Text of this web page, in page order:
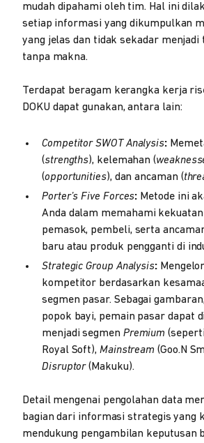
mudah dipahami oleh tim. Hal ini
setiap informasi yang dikumpulkan
yang jelas dan tidak sekadar menjadi
tanpa makna.
Terdapat beragam kerangka kerja
DOKU dapat gunakan, antara lain:
Competitor SWOT Analysis:
(strengths), kelemahan (
(opportunities), dan ancaman (
Porter’s Five Forces: Metode ini
Anda dalam memahami
pemasok, pembeli, serta
baru atau produk pengganti di
Strategic Group Analysis:
kompetitor berdasarkan
segmen pasar. Sebagai
popok bayi, pemain pasar dapat
menjadi segmen Premium
Royal Soft), Mainstream (Goo.N
Disruptor(Makuku).
Detail mengenai pengolahan data
bagian dari informasi strategis yang
mendukung pengambilan keputusan